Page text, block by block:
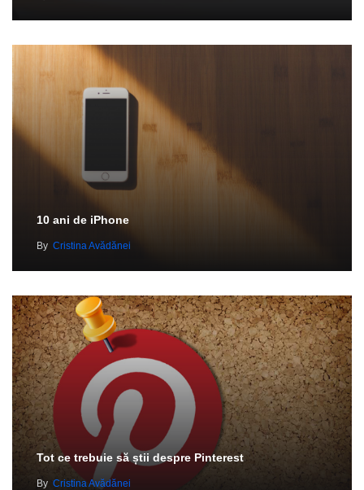
10 ani de iPhone
By Cristina Avădănei
Tot ce trebuie să știi despre Pinterest
By Cristina Avădănei